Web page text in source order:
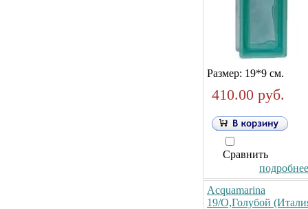
Размер: 19*9 см.
410.00 руб.
Сравнить
Acquamarina
19/O,Голубой